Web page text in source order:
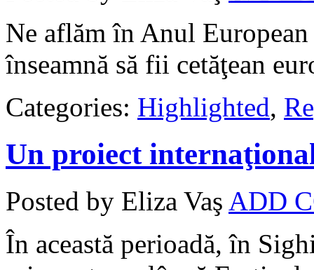
Ne aflăm în Anul
înseamnă să fii cetăţean
Categories: Highlighted,
Un proiect
Posted by Eliza Vaş ADD
În această perioadă, în